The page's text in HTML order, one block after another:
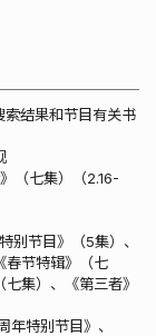
索结果和节目有关书
（七集）（2.16-
别节目》（5集）、
春节特辑》（七
集）、《第三者》
特别节目》、